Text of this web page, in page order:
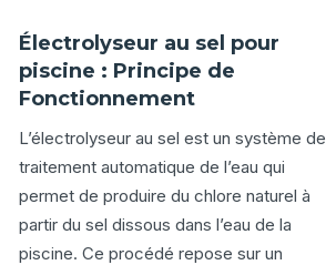
Électrolyseur au sel pour
piscine : Principe de
Fonctionnement
L’électrolyseur au sel est un système de
traitement automatique de l’eau qui
permet de produire du chlore naturel à
partir du sel dissous dans l’eau de la
piscine. Ce procédé repose sur un